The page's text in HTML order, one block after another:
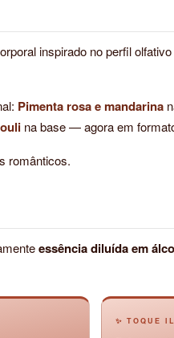
inspirado no perfil
Pimenta rosa e mandarina
na base — agora em
românticos.
essência diluída em
✨ TOQUE